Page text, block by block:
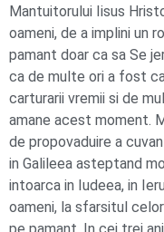
Mantuitorului Iisus
oameni, de a implini un
pamant doar ca sa Se
ca de multe ori a fost
carturarii vremii si de
amane acest moment.
de propovaduire a
in Galileea asteptand
intoarca in Iudeea, in
oameni, la sfarsitul